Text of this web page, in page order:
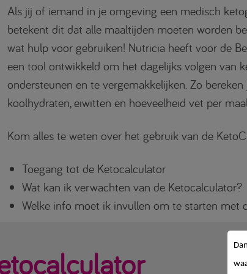
Als jij of iemand in je omgeving een medisch
betekent dit dat alle maaltijden moeten worden
wat hulp voor gebruiken! Nutricia heeft voor de
een tool ontwikkeld om het dagelijks volgen van
ondersteunen en te vergemakkelijken. Zo
koolhydraten, eiwitten en hoeveelheid vet per
Kom alles te weten over het gebruik van de
Toegang tot de Ketocalculator
Wat kan ik verwachten van de Ketocalculator?
Welke info moet ik invullen om te starten met